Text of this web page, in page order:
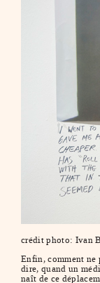
crédit photo: Ivan
Enfin, comment ne
dire, quand un
naît de ce